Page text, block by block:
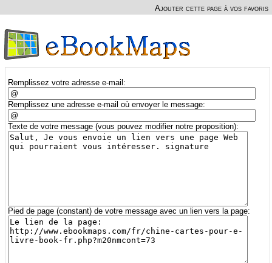
Ajouter cette page à vos favoris
Remplissez votre adresse e-mail:
Remplissez une adresse e-mail où envoyer le message:
Texte de votre message (vous pouvez modifier notre proposition):
Pied de page (constant) de votre message avec un lien vers la page: